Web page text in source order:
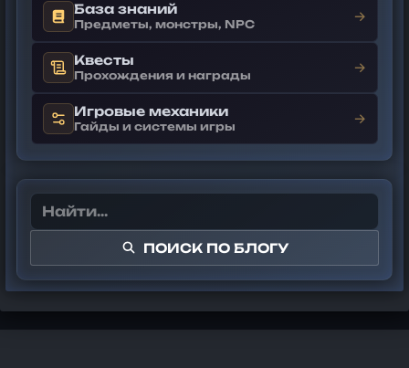
База знаний
Предметы, монстры, NPC →
Квесты
Прохождения и награды →
Игровые механики
Гайды и системы игры →
ПОИСК ПО БЛОГУ